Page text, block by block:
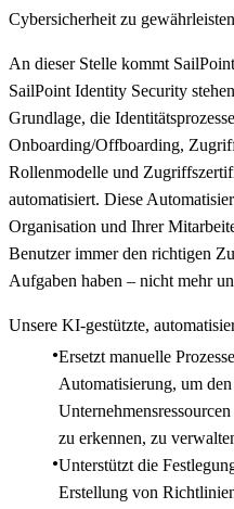
Cybersicherheit zu
An dieser Stelle kommt
SailPoint Identity Security
Grundlage, die
Onboarding/Offboarding,
Rollenmodelle und
automatisiert. Diese
Organisation und Ihrer
Benutzer immer den richtigen
Aufgaben haben – nicht mehr
Unsere KI-gestützte,
Ersetzt manuelle
Automatisierung, um
zu erkennen, zu
Unterstützt die
Erstellung von